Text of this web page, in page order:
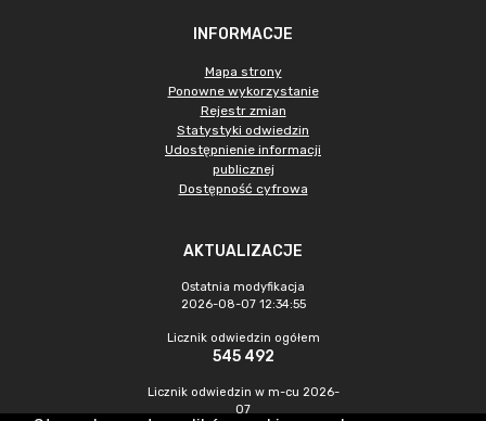
INFORMACJE
Mapa strony
Ponowne wykorzystanie
Rejestr zmian
Statystyki odwiedzin
Udostępnienie informacji
publicznej
Dostępność cyfrowa
AKTUALIZACJE
Ostatnia modyfikacja
2026-08-07 12:34:55
Licznik odwiedzin ogółem
545 492
Licznik odwiedzin w m-cu 2026-
07